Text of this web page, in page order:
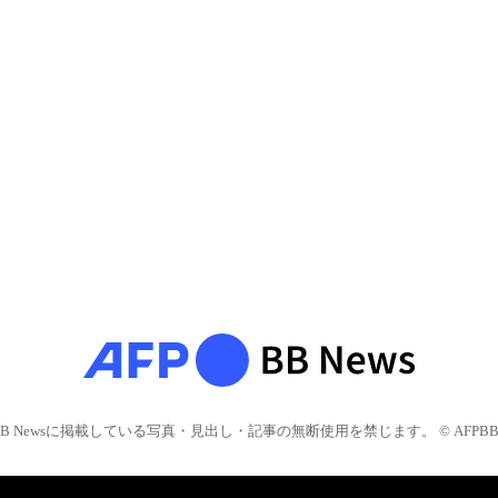
Newsに掲載している写真・見出し・記事の無断使用を禁じます。 © AFPBB